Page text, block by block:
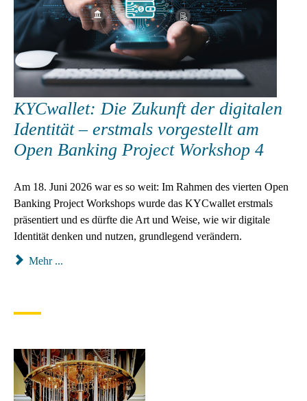
KYCwallet: Die Zukunft der digitalen
Identität – erstmals vorgestellt am
Open Banking Project Workshop 4
Am 18. Juni 2026 war es so weit: Im Rahmen des vierten Open
Banking Project Workshops wurde das KYCwallet erstmals
präsentiert und es dürfte die Art und Weise, wie wir digitale
Identität denken und nutzen, grundlegend verändern.
Mehr ...